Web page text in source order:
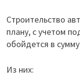
Строительство
плану, с учетом
обойдется в
Из них: